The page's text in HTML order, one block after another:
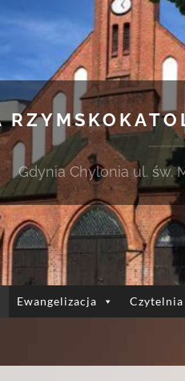
Gdynia Chylonia ul. św.
Ewangelizacja Czytelnia